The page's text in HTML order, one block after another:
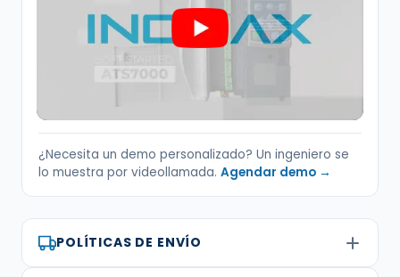
¿Necesita un demo personalizado? Un ingeniero se
lo muestra por videollamada. Agendar demo →
POLÍTICAS DE ENVÍO